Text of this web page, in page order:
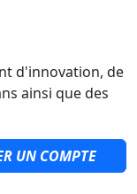
d'innovation, de
ainsi que des
UN COMPTE